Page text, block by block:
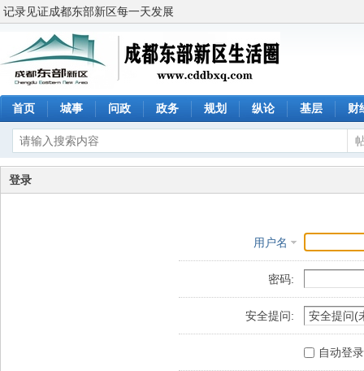
记录见证成都东部新区每一天发展
首页 城事 问政 政务 规划 纵论 基层 财
登录
用户名
密码:
安全提问:
自动登录